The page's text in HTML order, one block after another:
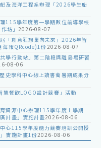
及海洋工程系辦理「2026學生船
115學年度第一學期數位前導學校
坊」 2026-08-07
「創意狂想巢向未來」2026年智
海報QRcode)1份2026-08-07
學行動站」第二階段與離島場研習
08-06
史學科中心線上讀書會暑期成果分
慧餐飲LOGO設計競賽」活動
資源中心辦理115學年度上學期
計畫」實施計畫2026-08-06
心115學年度能力競賽培訓公開授
實施計畫1份2026-08-06